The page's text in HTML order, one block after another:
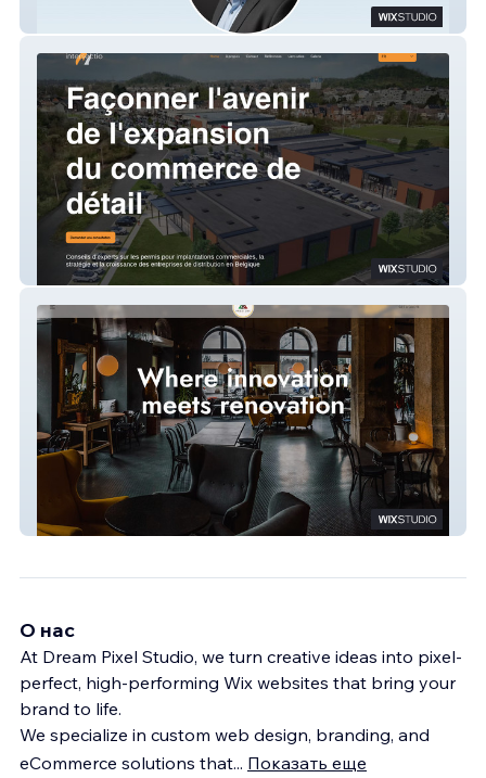
Intersectio
My Site 59
О нас
At Dream Pixel Studio, we turn creative ideas into pixel-
perfect, high-performing Wix websites that bring your
brand to life.
We specialize in custom web design, branding, and
eCommerce solutions that... Показать еще